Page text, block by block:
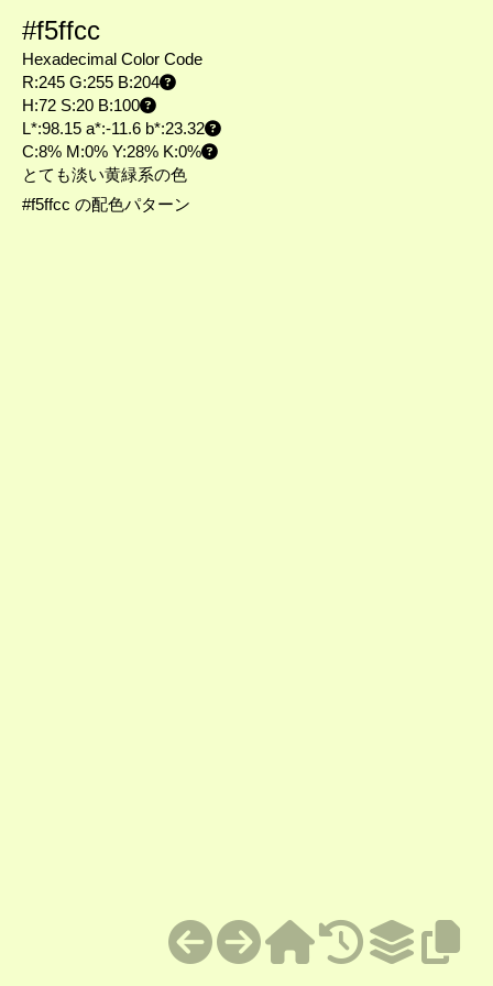
#f5ffcc
Hexadecimal Color Code
R:245 G:255 B:204
H:72 S:20 B:100
L*:98.15 a*:-11.6 b*:23.32
C:8% M:0% Y:28% K:0%
とても淡い黄緑系の色
#f5ffcc の配色パターン